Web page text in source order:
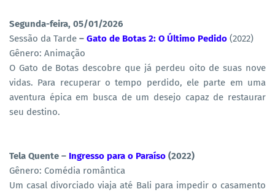
Segunda-feira, 05/01/2026
Sessão da Tarde – Gato de Botas 2: O Último Pedido (2022)
Gênero: Animação
O Gato de Botas descobre que já perdeu oito de suas nove
vidas. Para recuperar o tempo perdido, ele parte em uma
aventura épica em busca de um desejo capaz de restaurar
seu destino.
Tela Quente – Ingresso para o Paraíso (2022)
Gênero: Comédia romântica
Um casal divorciado viaja até Bali para impedir o casamento